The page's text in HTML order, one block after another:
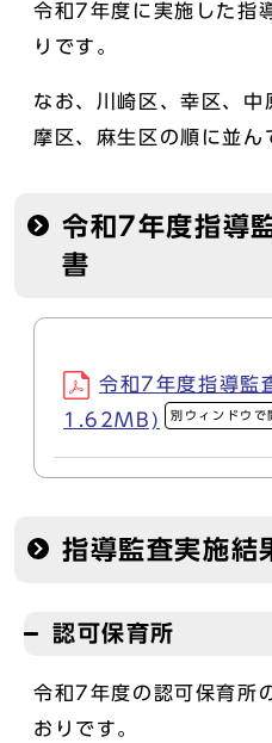
令和7年度に実施した指
りです。
なお、川崎区、幸区、中
摩区、麻生区の順に並ん
令和7年度指導
書
令和7年度指導監
1.62MB)
別ウィンドウで
指導監査実施結
認可保育所
令和7年度の認可保育所
おりです。